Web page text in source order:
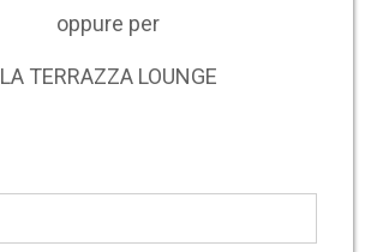
oppure per
LA TERRAZZA LOUNGE